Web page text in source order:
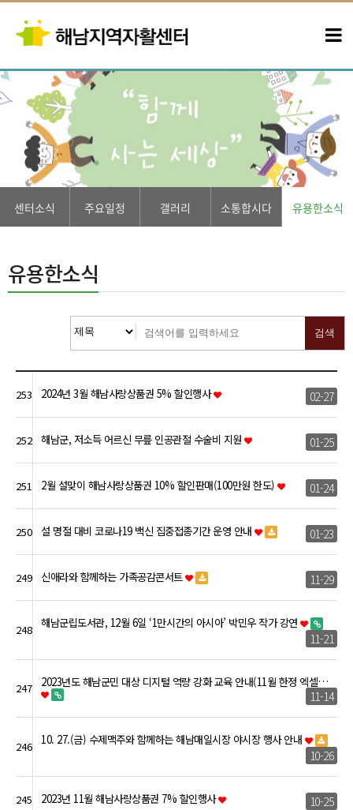
센터소식 주요일정 갤러리 소통합시다 유용한소식
유용한소식
검색
253 2024년 3월 해남사랑상품권 5% 할인행사 02-27
252 해남군, 저소득 어르신 무릎 인공관절 수술비 지원 01-25
251 2월 설맞이 해남사랑상품권 10% 할인판매(100만원 한도) 01-24
250 설 명절 대비 코로나19 백신 집중접종기간 운영 안내 01-23
249 신애라와 함께하는 가족공감콘서트 11-29
248 해남군립도서관, 12월 6일 ‘1만시간의 아시아’ 박민우 작가 강연
11-21
247 2023년도 해남군민 대상 디지털 역량 강화 교육 안내(11월 한정 엑셀…
11-14
246 10. 27.(금) 수제맥주와 함께하는 해남매일시장 야시장 행사 안내
10-26
245 2023년 11월 해남사랑상품권 7% 할인행사 10-25